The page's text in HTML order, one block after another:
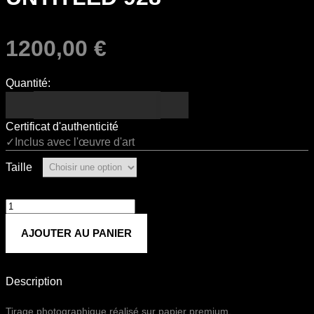
1200,00 €
Quantité:
Certificat d'authenticité
✓Inclus avec l'œuvre d'art
Taille
quantité
Untitled
928
AJOUTER AU PANIER
Description
Tirage photographique réalisé sur papier premium.